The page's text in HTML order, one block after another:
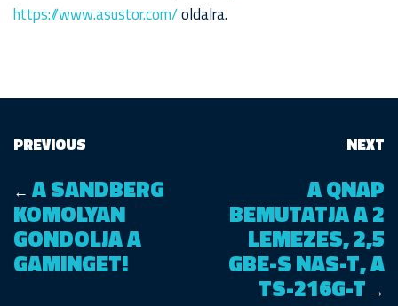
https://www.asustor.com/oldalra.
PREVIOUS
← A SANDBERG
KOMOLYAN
GONDOLJA A
GAMINGET!
NEXT
A QNAP
BEMUTATJA A 2
LEMEZES, 2,5
GBE-S NAS-T, A
TS-216G-T →